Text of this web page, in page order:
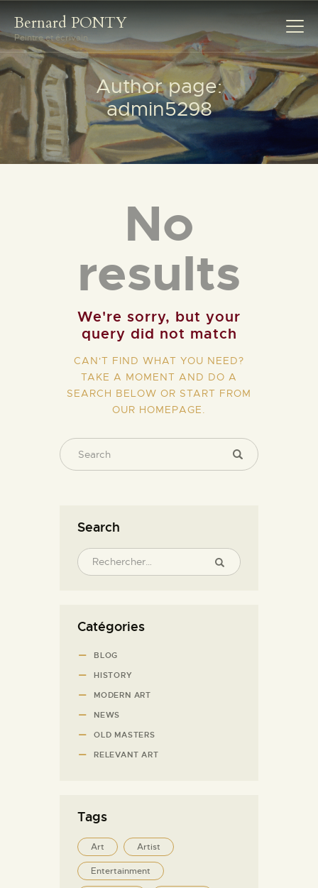
Bernard PONTY
Peintre et écrivain
Author page:
admin5298
Bernard PONTY
Peintre et écrivain
ACCUEIL
BIOGRAPHIE
GALERIES
No
results
We're sorry, but your
query did not match
CAN'T FIND WHAT YOU NEED?
TAKE A MOMENT AND DO A
SEARCH BELOW OR START FROM
OUR HOMEPAGE.
Search
Catégories
BLOG
HISTORY
MODERN ART
NEWS
OLD MASTERS
RELEVANT ART
Tags
Art Artist
Entertainment